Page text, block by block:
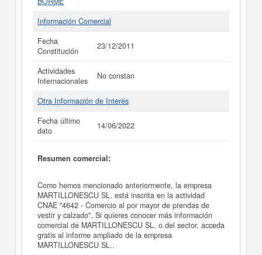
Información Comercial
Fecha
Constitución
23/12/2011
Actividades
Internacionales
No constan
Otra Información de Interés
Fecha último
dato
14/06/2022
Resumen comercial:
Como hemos mencionado anteriormente, la empresa
MARTILLONESCU SL. está inscrita en la actividad
CNAE "4642 - Comercio al por mayor de prendas de
vestir y calzado". Si quieres conocer más información
comercial de MARTILLONESCU SL. o del sector, acceda
gratis al informe ampliado de la empresa
MARTILLONESCU SL..